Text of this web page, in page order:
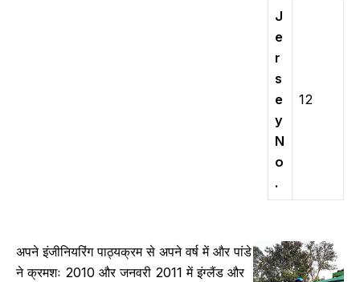
J
e
r
s
e
y
N
o
.
12
अपने इंजीनियरिंग पाठ्यक्रम से अपने वर्ष में और पांडे
ने क्रमशः 2010 और जनवरी 2011 में इंग्लैंड और